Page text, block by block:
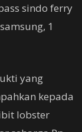
sindo ferry
1
yang
kepada
lobster